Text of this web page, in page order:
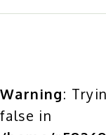
Warning:
false in